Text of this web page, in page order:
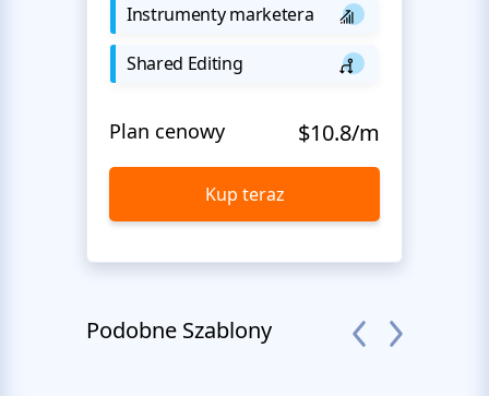
Instrumenty marketera
Shared Editing
Plan cenowy $10.8/m
Kup teraz
Podobne Szablony